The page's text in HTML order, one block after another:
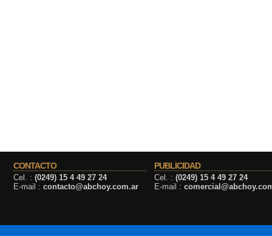
CONTACTO
Cel. : (0249) 15 4 49 27 24
E-mail : contacto@abchoy.com.ar
PUBLICIDAD
Cel. : (0249) 15 4 49 27 24
E-mail :